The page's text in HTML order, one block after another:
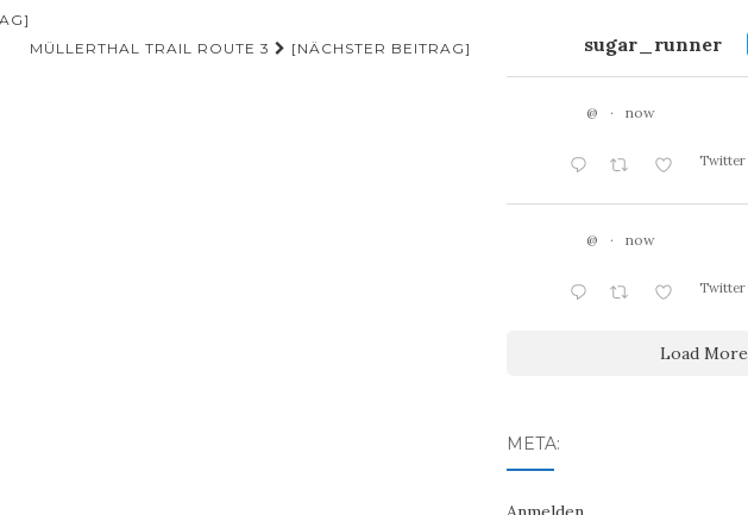
MÜLLERTHAL TRAIL ROUTE 3
[NÄCHSTER BEITRAG] sugar_runner
@ · now
Twitter
@ · now
Twitter
Load More
META: